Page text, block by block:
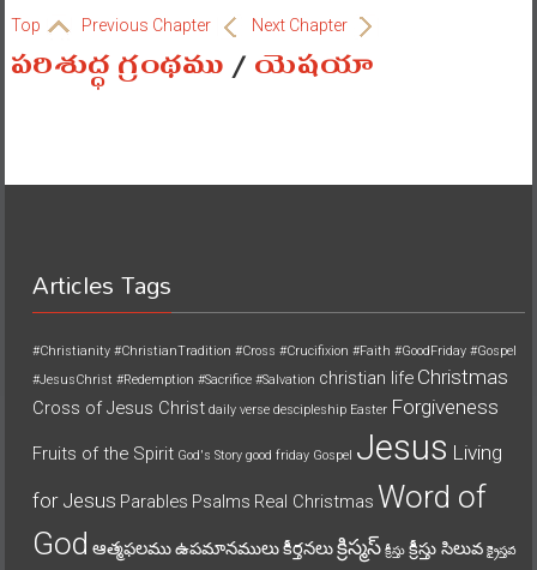
Top Previous Chapter Next Chapter
పరిశుద్ధ గ్రంథము/యెషయా
Articles Tags
#Christianity #ChristianTradition #Cross #Crucifixion #Faith #GoodFriday #Gospel
#JesusChrist #Redemption #Sacrifice #Salvation christian life Christmas
Cross of Jesus Christ daily verse descipleship Easter Forgiveness
Fruits of the Spirit God's Story good friday Gospel Jesus Living
for Jesus Parables Psalms Real Christmas Word of
God ఆత్మఫలముఉపమానములుకీర్తనలుక్రిస్మస్ క్రీస్తు క్రీస్తు సిలువ క్రైస్తవ